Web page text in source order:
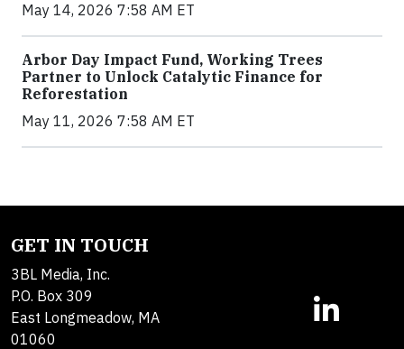
May 14, 2026 7:58 AM ET
Arbor Day Impact Fund, Working Trees
Partner to Unlock Catalytic Finance for
Reforestation
May 11, 2026 7:58 AM ET
GET IN TOUCH
3BL Media, Inc.
P.O. Box 309
East Longmeadow, MA
01060